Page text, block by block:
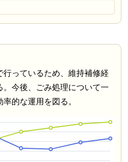
行っているため、維持補修経
。今後、ごみ処理について一
的な運用を図る。